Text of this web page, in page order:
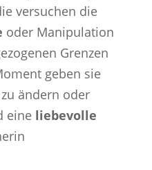
versuchen die
oder Manipulation
Grenzen
geben sie
ändern oder
eineliebevolle